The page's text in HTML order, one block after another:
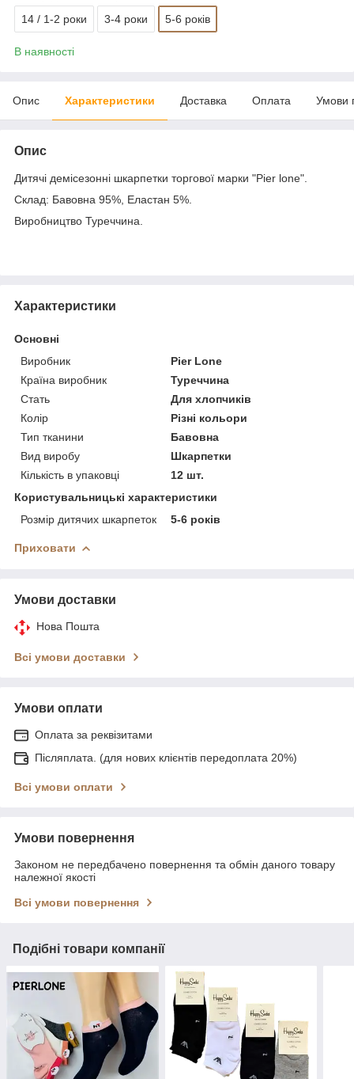
14 / 1-2 роки 3-4 роки 5-6 років
В наявності
Опис Характеристики Доставка Оплата Умови
Опис
Дитячі демісезонні шкарпетки торгової марки "Pier lone".
Склад: Бавовна 95%, Еластан 5%.
Виробництво Туреччина.
Характеристики
Основні
Виробник
Pier Lone
Країна виробник
Туреччина
Стать
Для хлопчиків
Колір
Різні кольори
Тип тканини
Бавовна
Вид виробу
Шкарпетки
Кількість в упаковці
12 шт.
Користувальницькі характеристики
Розмір дитячих шкарпеток
5-6 років
Приховати
Умови доставки
Нова Пошта
Всі умови доставки
Умови оплати
Оплата за реквізитами
Післяплата. (для нових клієнтів передоплата 20%)
Всі умови оплати
Умови повернення
Законом не передбачено повернення та обмін даного товару
належної якості
Всі умови повернення
Подібні товари компанії